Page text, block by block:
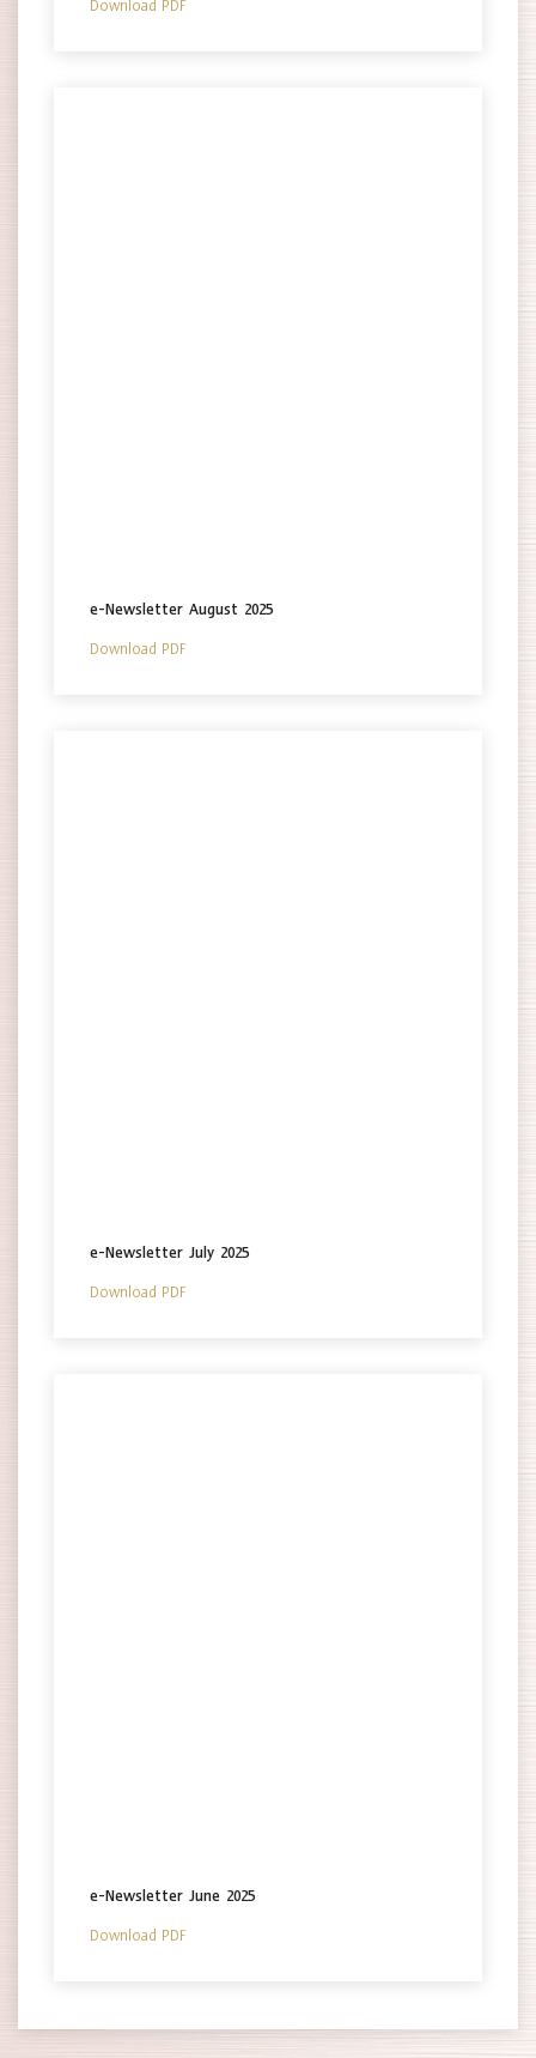
Download PDF
e-Newsletter August 2025
Download PDF
e-Newsletter July 2025
Download PDF
e-Newsletter June 2025
Download PDF